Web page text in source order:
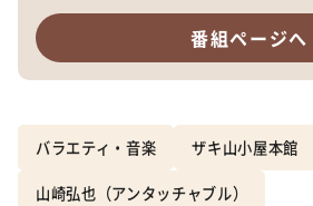
番組ページへ
バラエティ・音楽 ザキ山小屋本館
山崎弘也（アンタッチャブル）